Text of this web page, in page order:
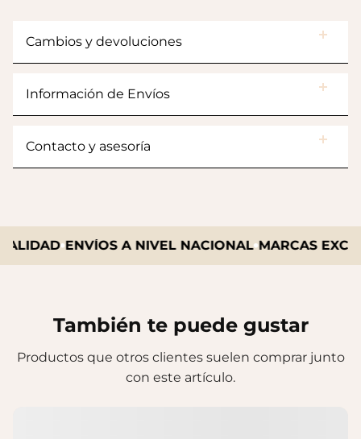
Cambios y devoluciones
Información de Envíos
Contacto y asesoría
ENVÍOS A NIVEL NACIONAL MARCAS
También te puede gustar
Productos que otros clientes suelen comprar junto
con este artículo.